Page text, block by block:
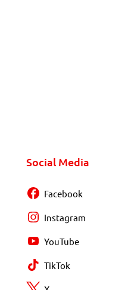
Social Media
Facebook
Instagram
YouTube
TikTok